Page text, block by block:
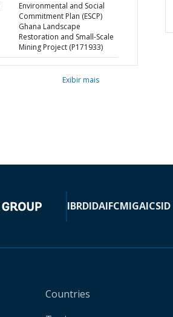
Environmental and Social
Commitment Plan (ESCP)
Ghana Landscape
Restoration and Small-Scale
Mining Project (P171933)
Exibir mais
IBRDIDAIFCMIGAICSID
Countries